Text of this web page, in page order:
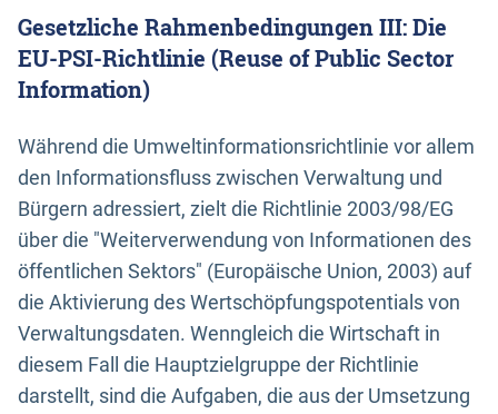
Gesetzliche Rahmenbedingungen III: Die
EU-PSI-Richtlinie (Reuse of Public Sector
Information)
Während die Umweltinformationsrichtlinie vor allem
den Informationsfluss zwischen Verwaltung und
Bürgern adressiert, zielt die Richtlinie 2003/98/EG
über die "Weiterverwendung von Informationen des
öffentlichen Sektors" (Europäische Union, 2003) auf
die Aktivierung des Wertschöpfungspotentials von
Verwaltungsdaten. Wenngleich die Wirtschaft in
diesem Fall die Hauptzielgruppe der Richtlinie
darstellt, sind die Aufgaben, die aus der Umsetzung